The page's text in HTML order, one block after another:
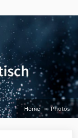
Home Photos